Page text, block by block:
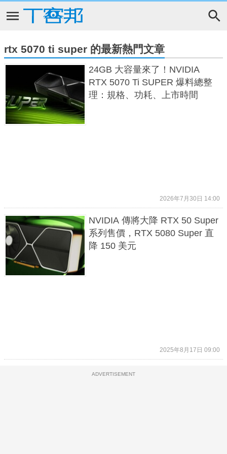
rtx 5070 ti super 的最新熱門文章
24GB 大容量來了！NVIDIA
RTX 5070 Ti SUPER 爆料總整
理：規格、功耗、上市時間
2026年7月30日 14:00
NVIDIA 傳將大降 RTX 50 Super
系列售價，RTX 5080 Super 直
降 150 美元
2025年8月17日 09:00
ADVERTISEMENT